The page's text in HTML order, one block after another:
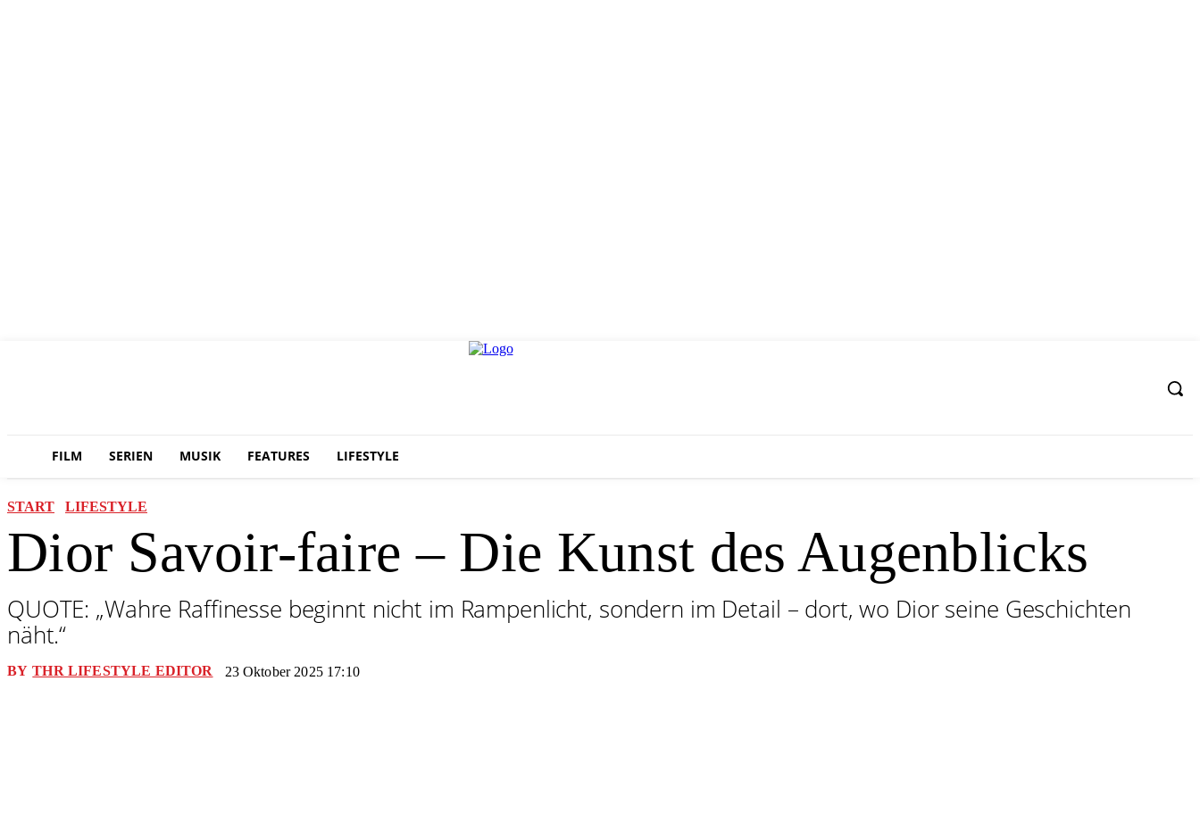
FILM SERIEN MUSIK FEATURES LIFESTYLE
START LIFESTYLE
Dior Savoir-faire – Die Kunst des Augenblicks
QUOTE: „Wahre Raffinesse beginnt nicht im Rampenlicht, sondern im Detail – dort, wo Dior seine Geschichten
näht.“
BY THR LIFESTYLE EDITOR 23 Oktober 2025 17:10